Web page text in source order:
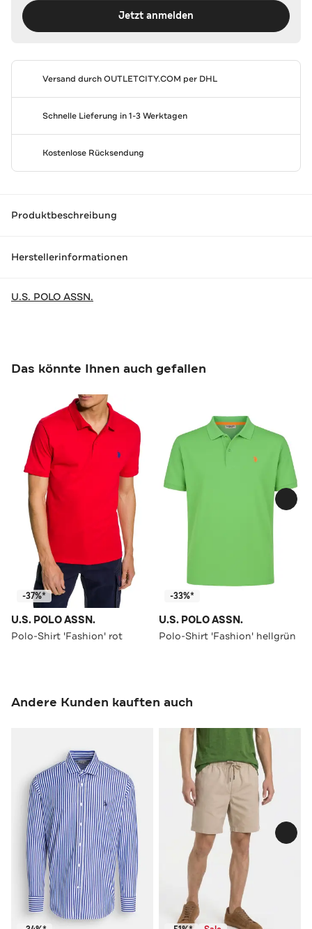
Jetzt anmelden
Versand durchOUTLETCITY.COM per DHL
Schnelle Lieferung in 1-3 Werktagen
Kostenlose Rücksendung
Produktbeschreibung
Herstellerinformationen
U.S. POLO ASSN.
Das könnte Ihnen auch gefallen
-37%*
U.S. POLO ASSN.
Polo-Shirt 'Fashion' rot
-33%*
U.S. POLO ASSN.
Polo-Shirt 'Fashion' hellgrün
Andere Kunden kauften auch